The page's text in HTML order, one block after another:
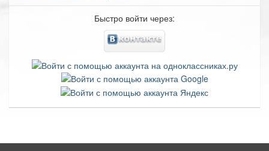
Быстро войти через: